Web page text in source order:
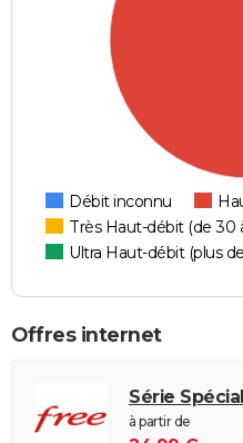
Débit inconnu
Très Haut-débit (de 30
Ultra Haut-débit (plus
Offres internet
Série
à partir de